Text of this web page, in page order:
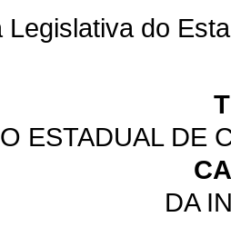
Legislativa do
ESTADUAL DE
DA